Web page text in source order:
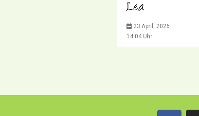
Lea
23 April, 2026
14:04 Uhr